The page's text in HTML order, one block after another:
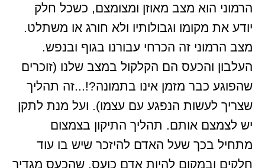
הרמוני הוא מצב מאוזן ומצומצם, כשכל חלק
יודע את מקומו וגבולותיו ולא חורג או משתלט.
מצב הרמוני זה הכרחי עבורנו בגוף ובנפש.
העלבון והכעס הם הקלקול במצב שלנו (זוכרים
שהפוגע כבר מזמן אינו בתמונה?!...זה תהליך
שצריך לעשות הנפגע עם עצמו). ועל מנת לתקן
יש לצמצם אותם. תהליך התיקון בצמצום
מתחיל בכך שעל האדם להיזכר שיש בו עוד
חלקים ובמקום להיות אדם כועס, שהכעס מגדיר